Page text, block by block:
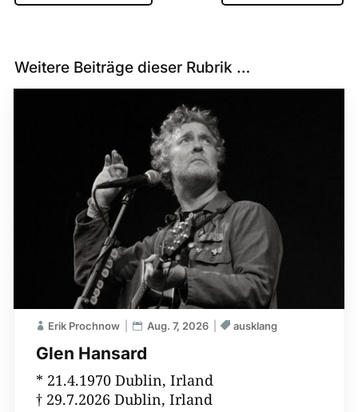
Weitere Beiträge dieser Rubrik …
Glen Hansard
Erik Prochnow Aug. 7, 2026 ausklang
* 21.4.1970 Dublin, Irland
† 29.7.2026 Dublin, Irland